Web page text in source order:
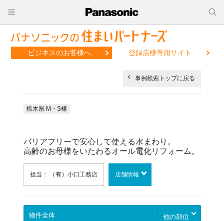
ビジネスのお客様へ 登録店様専用サイト
事例検索トップに戻る
栃木県 M・S様
バリアフリーで安心して使える水まわり。
高齢のお母様をいたわるオール電化リフォーム。
担当： （有）小口工務店 店舗情報
他の部位